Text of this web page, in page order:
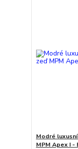
Modré
MPM Apex I -